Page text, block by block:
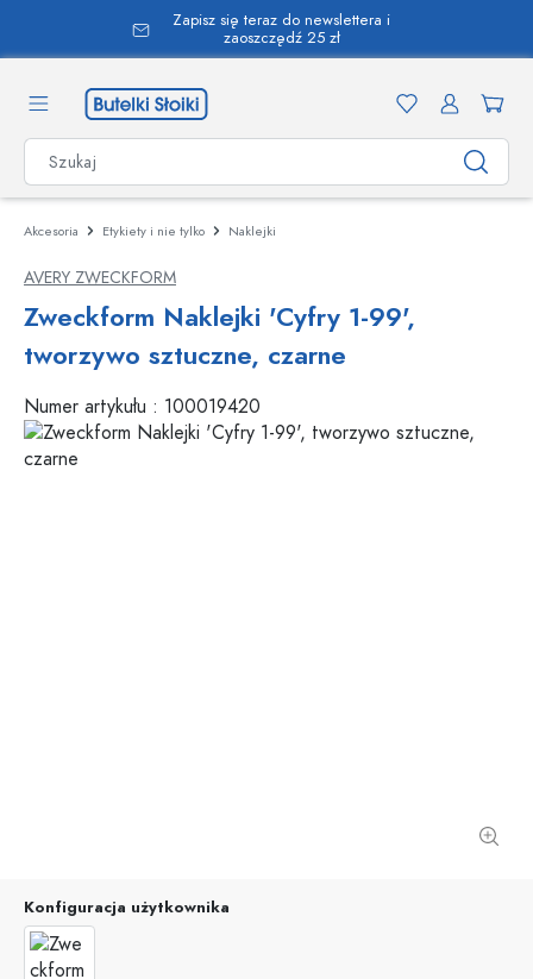
zawartości
Zapisz się teraz do newslettera i
zaoszczędź 25 zł
Akcesoria Etykiety i nie tylko Naklejki
AVERY ZWECKFORM
Zweckform Naklejki 'Cyfry 1-99',
tworzywo sztuczne, czarne
Numer artykułu : 100019420
Konfiguracja użytkownika